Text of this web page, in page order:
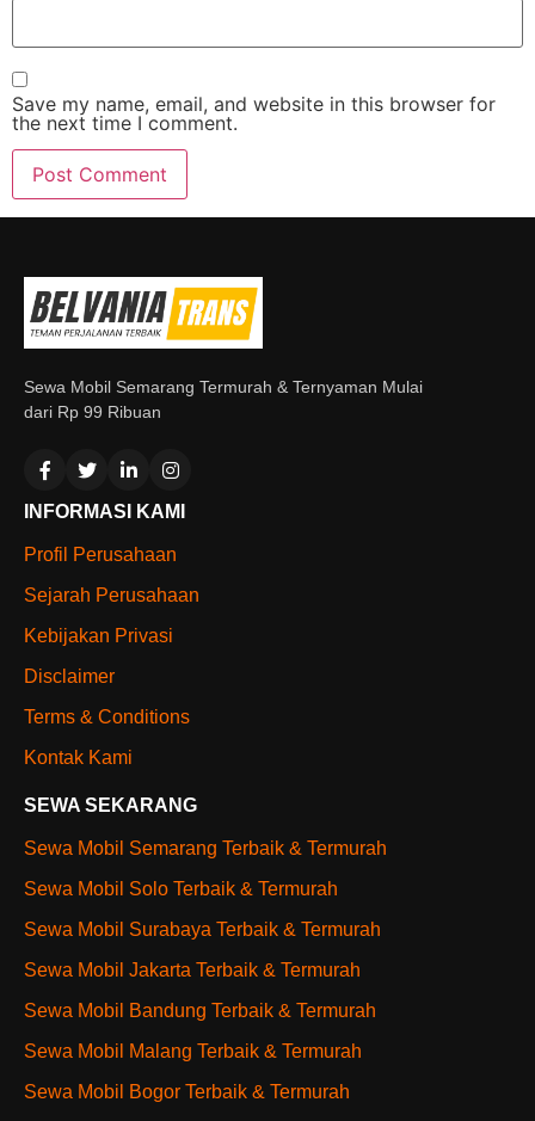
Save my name, email, and website in this browser for
the next time I comment.
Sewa Mobil Semarang Termurah & Ternyaman Mulai
dari Rp 99 Ribuan
INFORMASI KAMI
Profil Perusahaan
Sejarah Perusahaan
Kebijakan Privasi
Disclaimer
Terms & Conditions
Kontak Kami
SEWA SEKARANG
Sewa Mobil Semarang Terbaik & Termurah
Sewa Mobil Solo Terbaik & Termurah
Sewa Mobil Surabaya Terbaik & Termurah
Sewa Mobil Jakarta Terbaik & Termurah
Sewa Mobil Bandung Terbaik & Termurah
Sewa Mobil Malang Terbaik & Termurah
Sewa Mobil Bogor Terbaik & Termurah